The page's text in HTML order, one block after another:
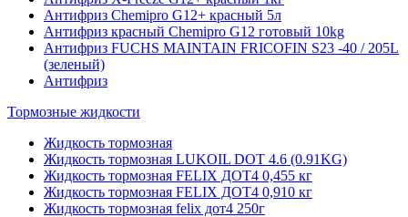
Антифриз Chemipro G12+ красный 5л
Антифриз красный Chemipro G12 готовый 10kg
Антифриз FUCHS MAINTAIN FRICOFIN S23 -40 / 205L
(зеленый)
Антифриз
Тормозные жидкости
Жидкость тормозная
Жидкость тормозная LUKOIL DOT 4.6 (0.91KG)
Жидкость тормозная FELIX ДОТ4 0,455 кг
Жидкость тормозная FELIX ДОТ4 0,910 кг
Жидкость тормозная felix дот4 250г